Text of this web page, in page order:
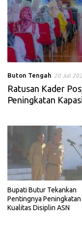
Buton Tengah 20 Juli
Ratusan Kader
Peningkatan
Bupati Butur Tekankan
Pentingnya Peningkatan
Kualitas Disiplin ASN